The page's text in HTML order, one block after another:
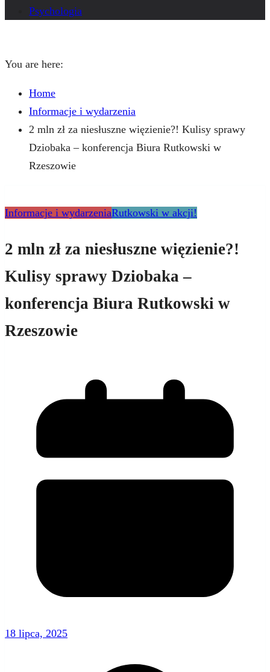
Psychologia
You are here:
Home
Informacje i wydarzenia
2 mln zł za niesłuszne więzienie?! Kulisy sprawy
Dziobaka – konferencja Biura Rutkowski w
Rzeszowie
Informacje i wydarzeniaRutkowski w akcji!
2 mln zł za niesłuszne więzienie?!
Kulisy sprawy Dziobaka –
konferencja Biura Rutkowski w
Rzeszowie
18 lipca, 2025